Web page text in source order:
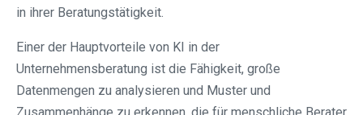
in ihrer Beratungstätigkeit.
Einer der Hauptvorteile von KI in der
Unternehmensberatung ist die Fähigkeit, große
Datenmengen zu analysieren und Muster und